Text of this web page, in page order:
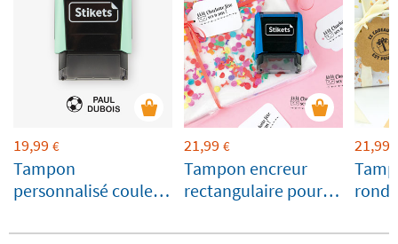
19,99 €
Tampon
personnalisé couleur
21,99 €
Tampon encreur
rectangulaire pour
21,99
rond